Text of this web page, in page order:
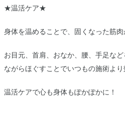
★温活ケア★
身体を温めることで、固くなった筋肉
お目元、首肩、おなか、腰、手足な
ながらほぐすことでいつもの施術より
温活ケアで心も身体もぽかぽかに！